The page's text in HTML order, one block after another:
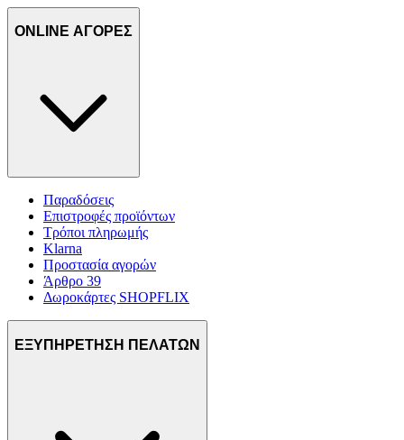
ONLINE ΑΓΟΡΕΣ
Παραδόσεις
Επιστροφές προϊόντων
Τρόποι πληρωμής
Klarna
Προστασία αγορών
Άρθρο 39
Δωροκάρτες SHOPFLIX
ΕΞΥΠΗΡΕΤΗΣΗ ΠΕΛΑΤΩΝ